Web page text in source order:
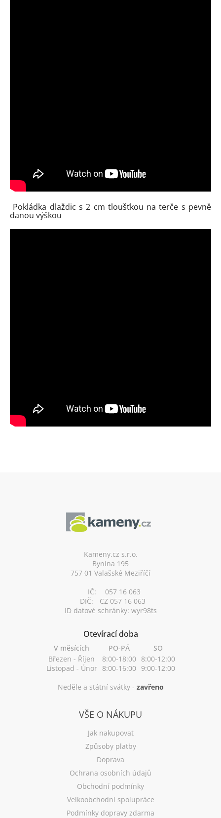
Pokládka dlaždic s 2 cm tloušťkou na terče s pevně
danou výškou
Kameny.cz s.r.o.
Bynina 195
757 01 Valašské Meziříčí
IČ:
057 16 063
DIČ:
CZ 057 16 063
ID datové schránky: wyr98ts
Otevírací doba
V měsících PO-PÁ
SO
Březen - Říjen
8:00-18:00 8:00-12:00
Listopad - Únor 8:00-16:00 9:00-12:00
Neděle a státní svátky - zavřeno
VŠE O NÁKUPU
Jak nakupovat
Způsoby platby
Doprava
Ochrana osobních údajů
Obchodní podmínky
Velkoobchodní spolupráce
Podmínky dopravy zdarma